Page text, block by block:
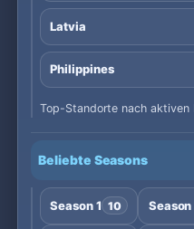
Latvia
Philippines
Top-Standorte nach aktiven
Beliebte Seasons
Season 1 10 Season